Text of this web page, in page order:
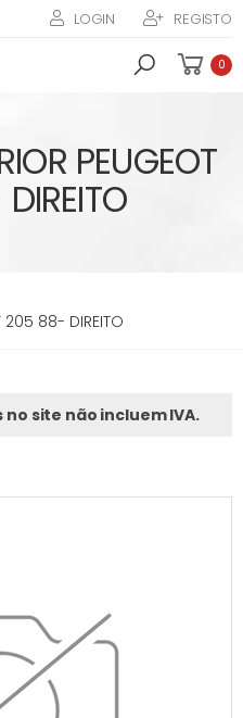
LOGIN REGISTO
0
PEUGEOT
205 88- DIREITO
site não incluem IVA.